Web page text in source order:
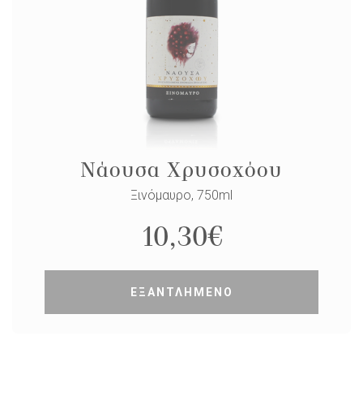
Νάουσα Χρυσοχόου
Ξινόμαυρο, 750ml
10,30€
ΕΞΑΝΤΛΗΜΕΝΟ